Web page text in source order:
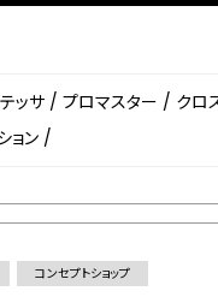
ッサ / プロマスター / クロ
ョン /
コンセプトショップ